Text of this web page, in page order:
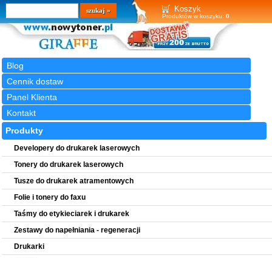
Koszyk
Produktów w koszyku: 0
Blog
Cennik dostaw
Panel Klienta
Kontakt
Wyszukiwarka
szukaj
Produkty
Developery do drukarek laserowych
Tonery do drukarek laserowych
Tusze do drukarek atramentowych
Folie i tonery do faxu
Taśmy do etykieciarek i drukarek
Zestawy do napełniania - regeneracji
Drukarki